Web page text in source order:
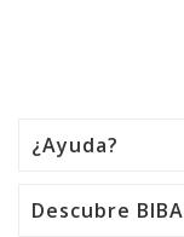
¿Ayuda?
Descubre BIBA